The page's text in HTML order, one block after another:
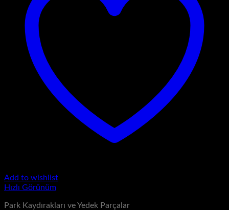
Add to wishlist
Hızlı Görünüm
Park Kaydırakları ve Yedek Parçalar